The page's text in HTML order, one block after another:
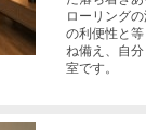
ローリング
の利便性と
ね備え、自
室です。